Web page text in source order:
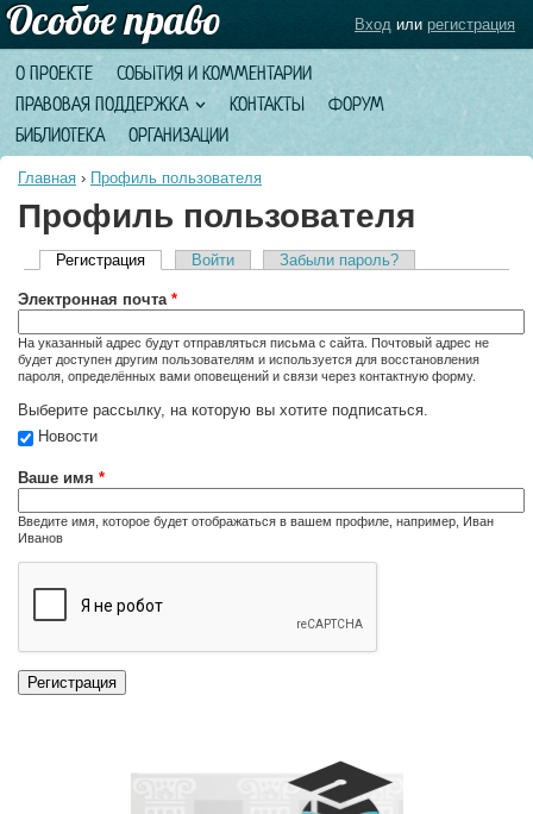
О ПРОЕКТЕ
СОБЫТИЯ И КОММЕНТАРИИ
ПРАВОВАЯ ПОДДЕРЖКА
КОНТАКТЫ
ФОРУМ
БИБЛИОТЕКА
ОРГАНИЗАЦИИ
Вход или регистрация
Главная › Профиль пользователя
Профиль пользователя
Главные вкладки
Регистрация (активная вкладка)
Войти Забыли пароль?
Электронная почта *
На указанный адрес будут отправляться письма с сайта. Почтовый адрес не
будет доступен другим пользователям и используется для восстановления
пароля, определённых вами оповещений и связи через контактную форму.
Выберите рассылку, на которую вы хотите подписаться.
Новости
Ваше имя *
Введите имя, которое будет отображаться в вашем профиле, например, Иван
Иванов